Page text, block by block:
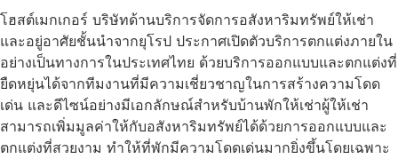
โฮสต์เมกเกอร์ บริษัทด้านบริการจัดการอสังหาริมทรัพย์ให้เช่า
และอยู่อาศัยชั้นนำจากยุโรป ประกาศเปิดตัวบริการตกแต่งภายใน
อย่างเป็นทางการในประเทศไทย ด้วยบริการออกแบบและตกแต่งที่
ยืดหยุ่นได้จากทีมงานที่มีความเชี่ยวชาญในการสร้างความโดด
เด่น และดีไซน์อย่างมีเอกลักษณ์สำหรับบ้านพักให้เช่าผู้ให้เช่า
สามารถเพิ่มมูลค่าให้กับอสังหาริมทรัพย์ได้ด้วยการออกแบบและ
ตกแต่งที่สวยงาม ทำให้ที่พักมีความโดดเด่นมากยิ่งขึ้นโดยเฉพาะ